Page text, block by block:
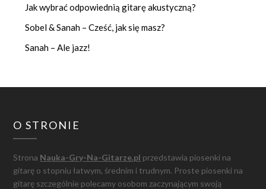
Jak wybrać odpowiednią gitarę akustyczną?
Sobel & Sanah – Cześć, jak się masz?
Sanah – Ale jazz!
O STRONIE
Strona Nauka-Gry-Na-Gitarze.pl przedstawia piosenki na
gitarę o stopniu łatwym, średnim i trudnym. Proste piosenki na
gitarę szczególnie polecamy osobom zaczynającym swoją